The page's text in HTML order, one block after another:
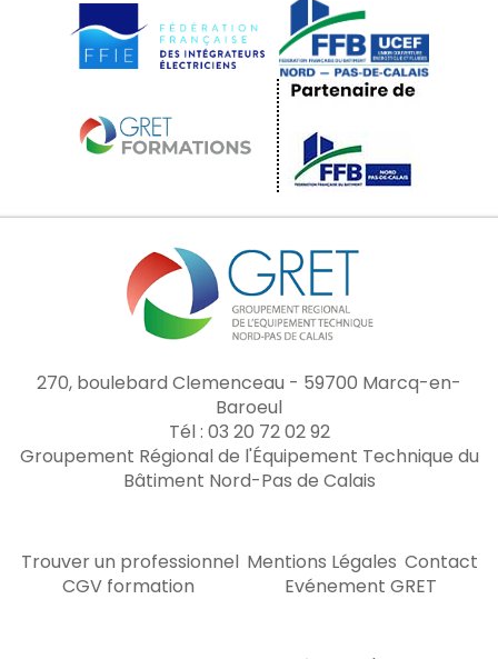
270, boulebard Clemenceau - 59700 Marcq-en-
Baroeul
Tél : 03 20 72 02 92
Groupement Régional de l'Équipement Technique du
Bâtiment Nord-Pas de Calais
Trouver un professionnel Mentions Légales Contact
CGV formation
Evénement GRET